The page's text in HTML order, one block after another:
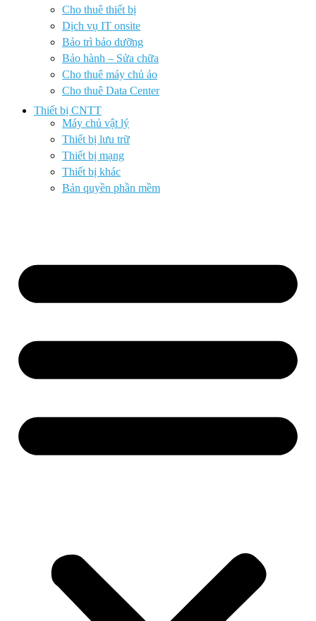
Cho thuê thiết bị
Dịch vụ IT onsite
Bảo trì bảo dưỡng
Bảo hành – Sửa chữa
Cho thuê máy chủ ảo
Cho thuê Data Center
Thiết bị CNTT
Máy chủ vật lý
Thiết bị lưu trữ
Thiết bị mạng
Thiết bị khác
Bản quyền phần mềm